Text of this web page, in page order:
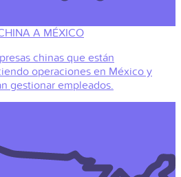
A MÉXICO
chinas que están
operaciones en México y
gestionar empleados.